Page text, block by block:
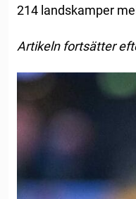
214 landskamper
Artikeln fortsätter